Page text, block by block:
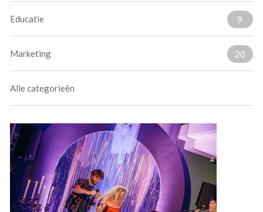
Educatie 9
Marketing 20
Alle categorieën